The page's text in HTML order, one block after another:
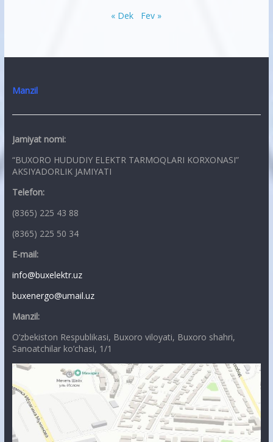
« Dek Fev »
Manzil
Jamiyat nomi:
“BUXORO HUDUDIY ELEKTR TARMOQLARI KORXONASI”
AKSIYADORLIK JAMIYATI
Telefon:
(8365) 225 43 88
(8365) 225 50 34
E-mail:
info@buxelektr.uz
buxenergo@umail.uz
Manzil:
O’zbekiston Respublikasi, Buxoro viloyati, Buxoro shahri,
Sanoatchilar ko’chasi, 1/1